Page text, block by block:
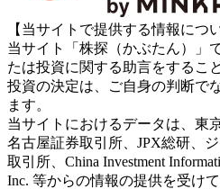
【当サイトで提供する情報につ
当サイト「株探（かぶたん）」
たは投資に関する助言をするこ
投資の決定は、ご自身の判断で
ます。
当サイトにおけるデータは、東
名古屋証券取引所、JPX総研、
取引所、China Investment
Inc. 等からの情報の提供を受け